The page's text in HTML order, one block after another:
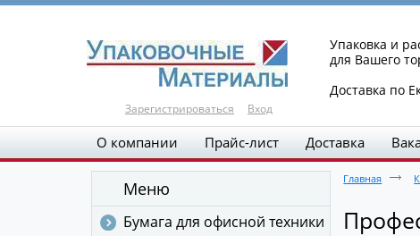
Зарегистрироваться Вход
Упаковка и
для Вашего
Доставка по
О компании Прайс-лист Доставка
Меню
Бумага для офисной техники
Главная